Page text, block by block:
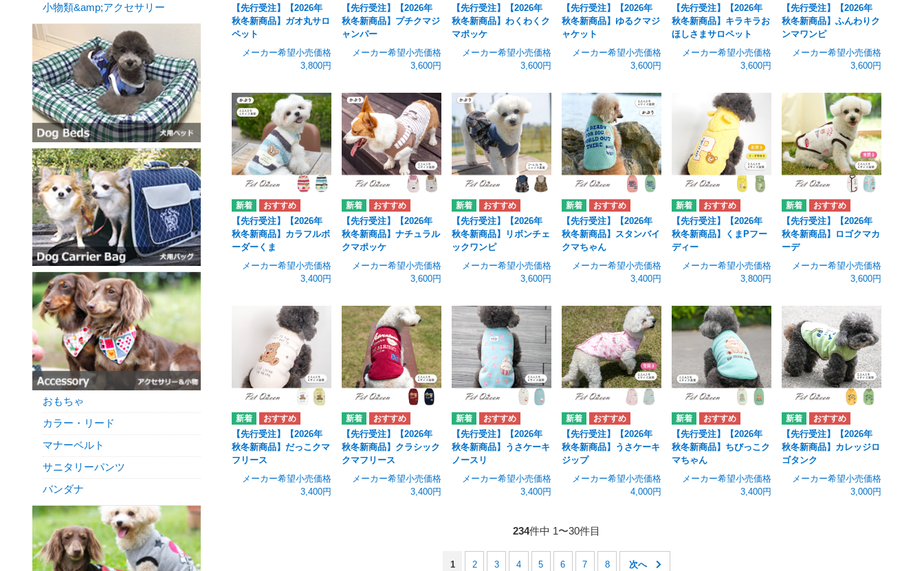
【先行受注】【2026年
秋冬新商品】ガオ丸サロ
ペット
メーカー希望小売価格
3,800円
【先行受注】【2026年
秋冬新商品】プチクマジ
ャンパー
メーカー希望小売価格
3,600円
【先行受注】【2026年
秋冬新商品】わくわくク
マポッケ
メーカー希望小売価格
3,600円
【先行受注】【2026年
秋冬新商品】ゆるクマジ
ャケット
メーカー希望小売価格
3,600円
【先行受注】【2026年
秋冬新商品】キラキラお
ほしさまサロペット
メーカー希望小売価格
3,600円
【先行受注】【2026年
秋冬新商品】ふんわりク
ンマワンピ
メーカー希望小売価格
3,600円
【先行受注】【2026年
秋冬新商品】カラフルボ
ーダーくま
メーカー希望小売価格
3,400円
【先行受注】【2026年
秋冬新商品】ナチュラル
クマポッケ
メーカー希望小売価格
3,600円
【先行受注】【2026年
秋冬新商品】リボンチェ
ックワンピ
メーカー希望小売価格
3,600円
【先行受注】【2026年
秋冬新商品】スタンバイ
クマちゃん
メーカー希望小売価格
3,400円
【先行受注】【2026年
秋冬新商品】くまPフー
ディー
メーカー希望小売価格
3,800円
【先行受注】【2026年
秋冬新商品】ロゴクマカ
ーデ
メーカー希望小売価格
3,600円
【先行受注】【2026年
秋冬新商品】だっこクマ
フリース
メーカー希望小売価格
3,400円
【先行受注】【2026年
秋冬新商品】クラシック
クマフリース
メーカー希望小売価格
3,400円
【先行受注】【2026年
秋冬新商品】うさケーキ
ノースリ
メーカー希望小売価格
3,400円
【先行受注】【2026年
秋冬新商品】うさケーキ
ジップ
メーカー希望小売価格
4,000円
【先行受注】【2026年
秋冬新商品】ちびっこク
マちゃん
メーカー希望小売価格
3,400円
【先行受注】【2026年
秋冬新商品】カレッジロ
ゴタンク
メーカー希望小売価格
3,000円
234件中 1〜30件目
1 2 3 4 5 6 7 8
小物類&amp;アクセサリー
おもちゃ
カラー・リード
マナーベルト
サニタリーパンツ
バンダナ